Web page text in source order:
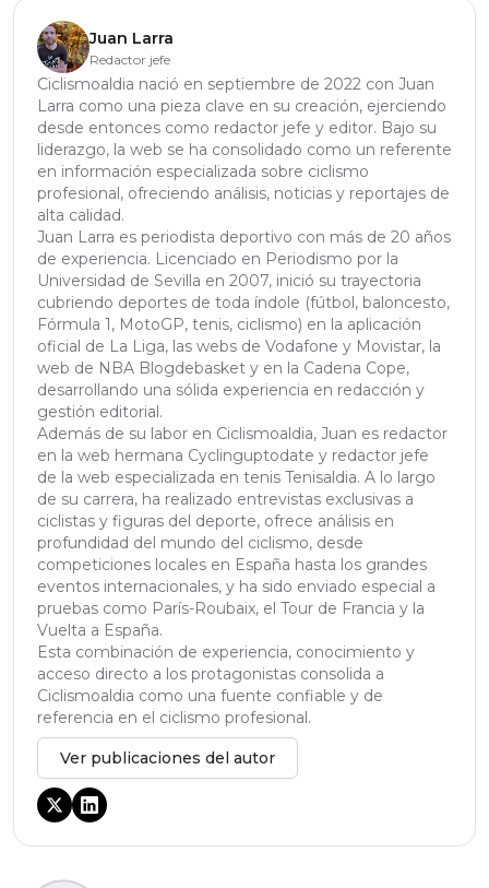
Juan Larra
Redactor jefe
Ciclismoaldia nació en septiembre de 2022 con Juan
Larra como una pieza clave en su creación, ejerciendo
desde entonces como redactor jefe y editor. Bajo su
liderazgo, la web se ha consolidado como un referente
en información especializada sobre ciclismo
profesional, ofreciendo análisis, noticias y reportajes de
alta calidad.
Juan Larra es periodista deportivo con más de 20 años
de experiencia. Licenciado en Periodismo por la
Universidad de Sevilla en 2007, inició su trayectoria
cubriendo deportes de toda índole (fútbol, baloncesto,
Fórmula 1, MotoGP, tenis, ciclismo) en la aplicación
oficial de La Liga, las webs de Vodafone y Movistar, la
web de NBA Blogdebasket y en la Cadena Cope,
desarrollando una sólida experiencia en redacción y
gestión editorial.
Además de su labor en Ciclismoaldia, Juan es redactor
en la web hermana Cyclinguptodate y redactor jefe
de la web especializada en tenis Tenisaldia. A lo largo
de su carrera, ha realizado entrevistas exclusivas a
ciclistas y figuras del deporte, ofrece análisis en
profundidad del mundo del ciclismo, desde
competiciones locales en España hasta los grandes
eventos internacionales, y ha sido enviado especial a
pruebas como París-Roubaix, el Tour de Francia y la
Vuelta a España.
Esta combinación de experiencia, conocimiento y
acceso directo a los protagonistas consolida a
Ciclismoaldia como una fuente confiable y de
referencia en el ciclismo profesional.
Ver publicaciones del autor